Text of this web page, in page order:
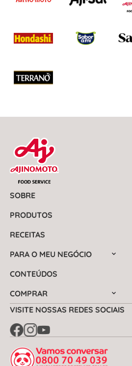
SOBRE
PRODUTOS
RECEITAS
PARA O MEU NEGÓCIO
CONTEÚDOS
COMPRAR
VISITE NOSSAS REDES SOCIAIS